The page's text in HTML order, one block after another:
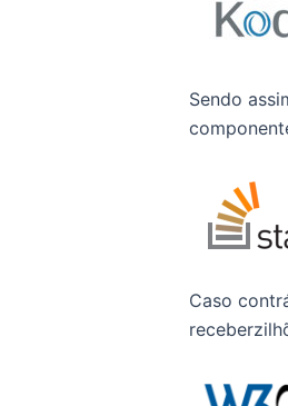
Sendo
Caso